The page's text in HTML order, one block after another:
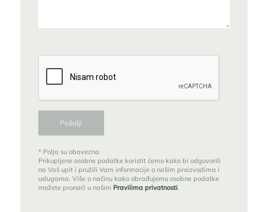
* Polja su obavezna
Prikupljene osobne podatke koristit ćemo kako bi odgovorili
na Vaš upit i pružili Vam informacije o našim proizvodima i
uslugama. Više o načinu kako obrađujemo osobne podatke
možete pronaći u našim Pravilima privatnosti.